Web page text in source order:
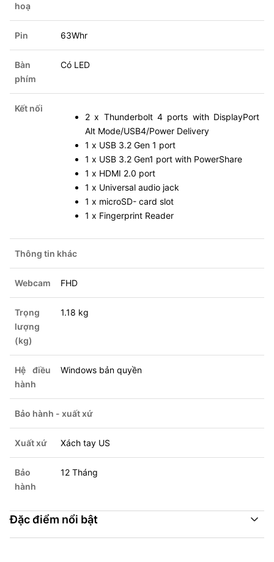
hoạ
Pin 63Whr
Bàn
phím
Có LED
Kết nối
2 x Thunderbolt 4 ports with DisplayPort
Alt Mode/USB4/Power Delivery
1 x USB 3.2 Gen 1 port
1 x USB 3.2 Gen1 port with PowerShare
1 x HDMI 2.0 port
1 x Universal audio jack
1 x microSD- card slot
1 x Fingerprint Reader
Thông tin khác
Webcam FHD
Trọng
lượng
(kg)
1.18 kg
Hệ điều
hành
Windows bản quyền
Bảo hành - xuất xứ
Xuất xứ Xách tay US
Bảo
hành
12 Tháng
Đặc điểm nổi bật